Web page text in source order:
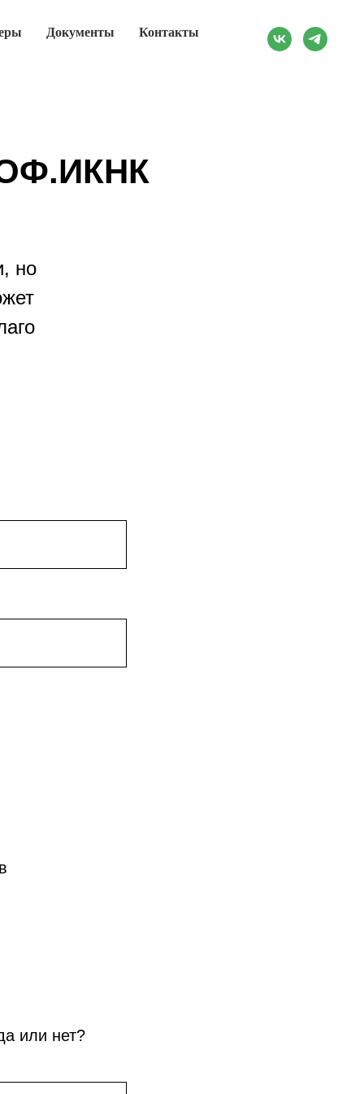
Документы Контакты
но
или нет?